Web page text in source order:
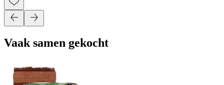
Vaak samen gekocht